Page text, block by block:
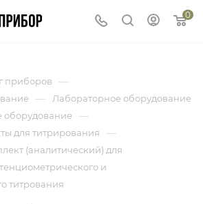
0
приборов —
— Лабораторное оборудование
оборудование —
для титрирования —
(аналитический) для
и
титрования